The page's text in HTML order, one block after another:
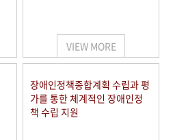
VIEW MORE
장애인정책종합계획 수립과 평
가를 통한 체계적인 장애인정
책 수립 지원